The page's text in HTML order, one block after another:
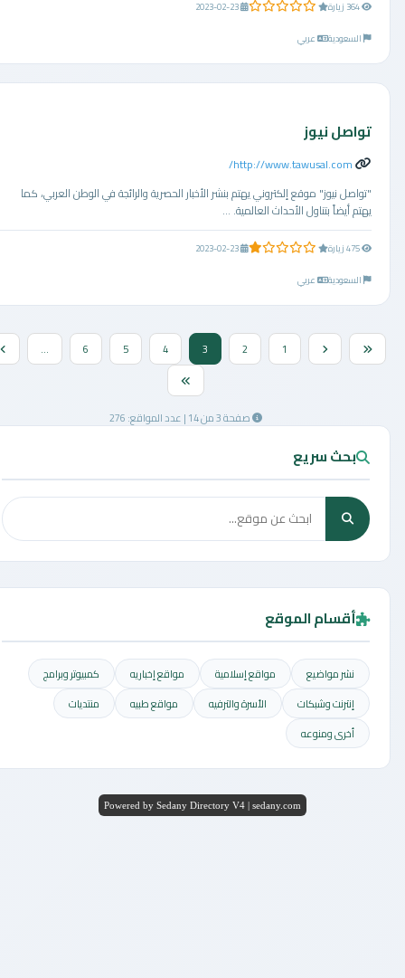
0.0 من 5 نجوم
2023-02-23
السعودية
عربي
تواصل نيوز
http://www.tawusal.com/
"تواصل نيوز" موقع إلكتروني يهتم بنشر الأخبار الحصرية والرائجة في الوطن العربي، كما
يهتم أيضاً بتناول الأحداث العالمية. ...
1.0 من 5 نجوم
2023-02-23
السعودية
عربي
صفحة 3 من 14 | عدد المواقع: 276
بحث سريع
أقسام الموقع
نشر مواضيع مواقع إسلامية مواقع إخباريه
كمبيوتر وبرامج
إنترنت وشبكات
الأسرة والترفيه مواقع طبيه
منتديات
أخرى ومنوعه
Powered by Sedany Directory V4 | sedany.com